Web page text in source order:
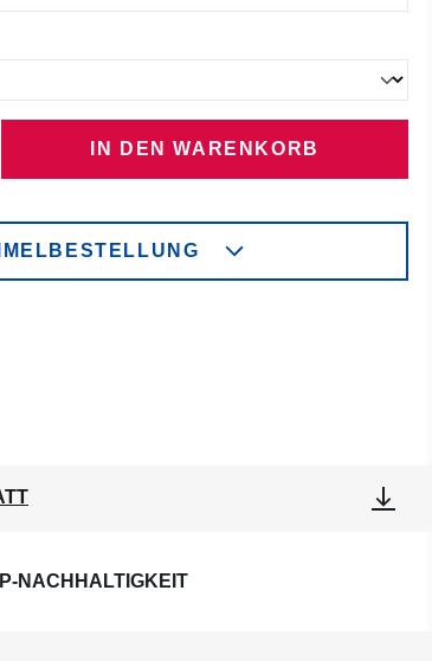
IN DEN WARENKORB
NACHHALTIGKEIT